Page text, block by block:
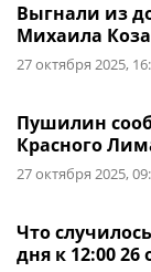
Выгнали из
Михаила
27 октября 2025,
Пушилин
Красного
27 октября 2025,
Что
дня к 12:00 26